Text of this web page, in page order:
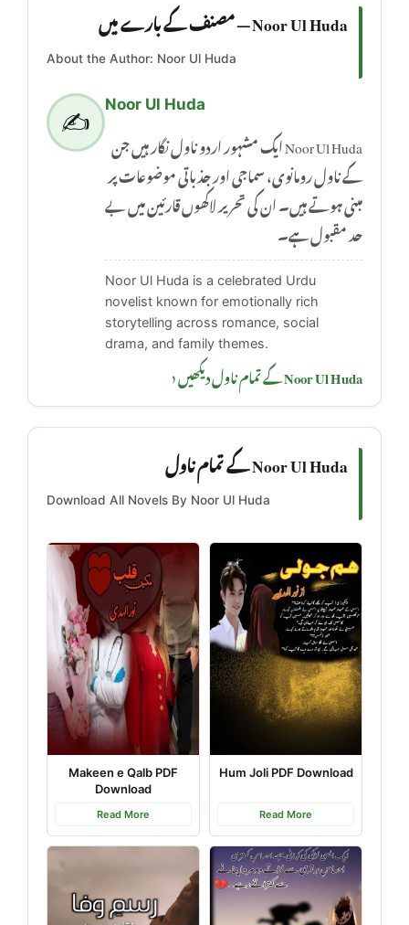
Noor Ul Huda — مصنف کے بارے میں
About the Author: Noor Ul Huda
✍️
Noor Ul Huda
Noor Ul Huda ایک مشہور اردو ناول نگار ہیں جن
کے ناول رومانوی، سماجی اور جذباتی موضوعات پر
مبنی ہوتے ہیں۔ ان کی تحریر لاکھوں قارئین میں بے
حد مقبول ہے۔
Noor Ul Huda is a celebrated Urdu
novelist known for emotionally rich
storytelling across romance, social
drama, and family themes.
Noor Ul Huda کے تمام ناول دیکھیں ‹
Noor Ul Huda کے تمام ناول
Download All Novels By Noor Ul Huda
Makeen e Qalb PDF
Download
Read More
Hum Joli PDF Download
Read More